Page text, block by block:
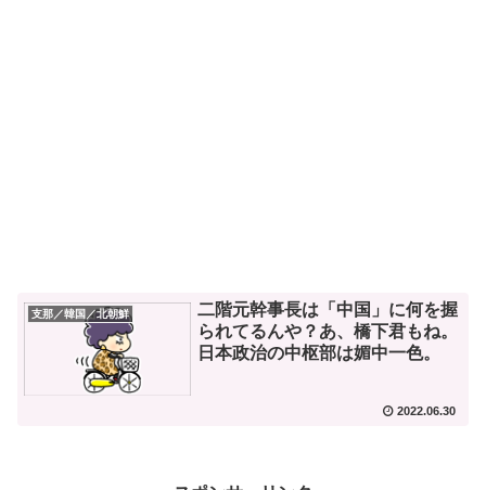
支那／韓国／北朝鮮
二階元幹事長は「中国」に何を握
られてるんや？あ、橋下君もね。
日本政治の中枢部は媚中一色。
2022.06.30